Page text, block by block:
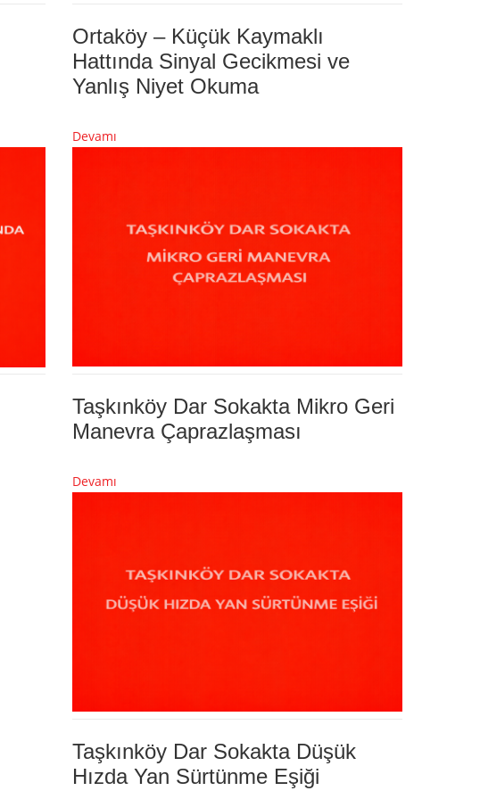
Ortaköy – Küçük Kaymaklı
Hattında Sinyal Gecikmesi ve
Yanlış Niyet Okuma
Devamı
Taşkınköy Dar Sokakta Mikro Geri
Manevra Çaprazlaşması
Devamı
Taşkınköy Dar Sokakta Düşük
Hızda Yan Sürtünme Eşiği